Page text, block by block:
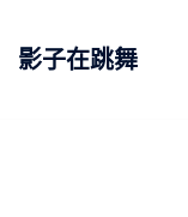
影子在跳舞